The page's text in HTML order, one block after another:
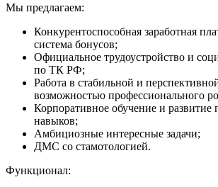
Мы предлагаем:
Конкурентоспособная заработная
система бонусов;
Официальное трудоустройство и
по ТК РФ;
Работа в стабильной и
возможностью профессионального
Корпоративное обучение и развитие
навыков;
Амбициозные интересные задачи;
ДМС со стамотологией.
Функционал: